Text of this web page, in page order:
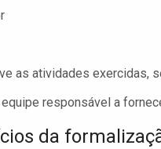
as atividades exercidas,
responsável a
da